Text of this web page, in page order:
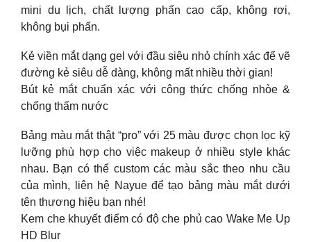
mini du lịch, chất lượng phấn cao cấp, không rơi,
không bụi phấn.
Kẻ viền mắt dạng gel với đầu siêu nhỏ chính xác để vẽ
đường kẻ siêu dễ dàng, không mất nhiều thời gian!
Bút kẻ mắt chuẩn xác với công thức chống nhòe &
chống thấm nước
Bảng màu mắt thật “pro” với 25 màu được chọn lọc kỹ
lưỡng phù hợp cho việc makeup ở nhiều style khác
nhau. Bạn có thể custom các màu sắc theo nhu cầu
của mình, liên hệ Nayue để tạo bảng màu mắt dưới
tên thương hiệu bạn nhé!
Kem che khuyết điểm có độ che phủ cao Wake Me Up
HD Blur